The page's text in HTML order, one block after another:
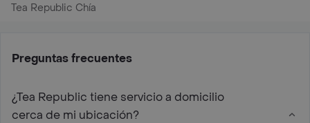
Tea Republic Chía
Preguntas frecuentes
¿Tea Republic tiene servicio a domicilio
cerca de mi ubicación?